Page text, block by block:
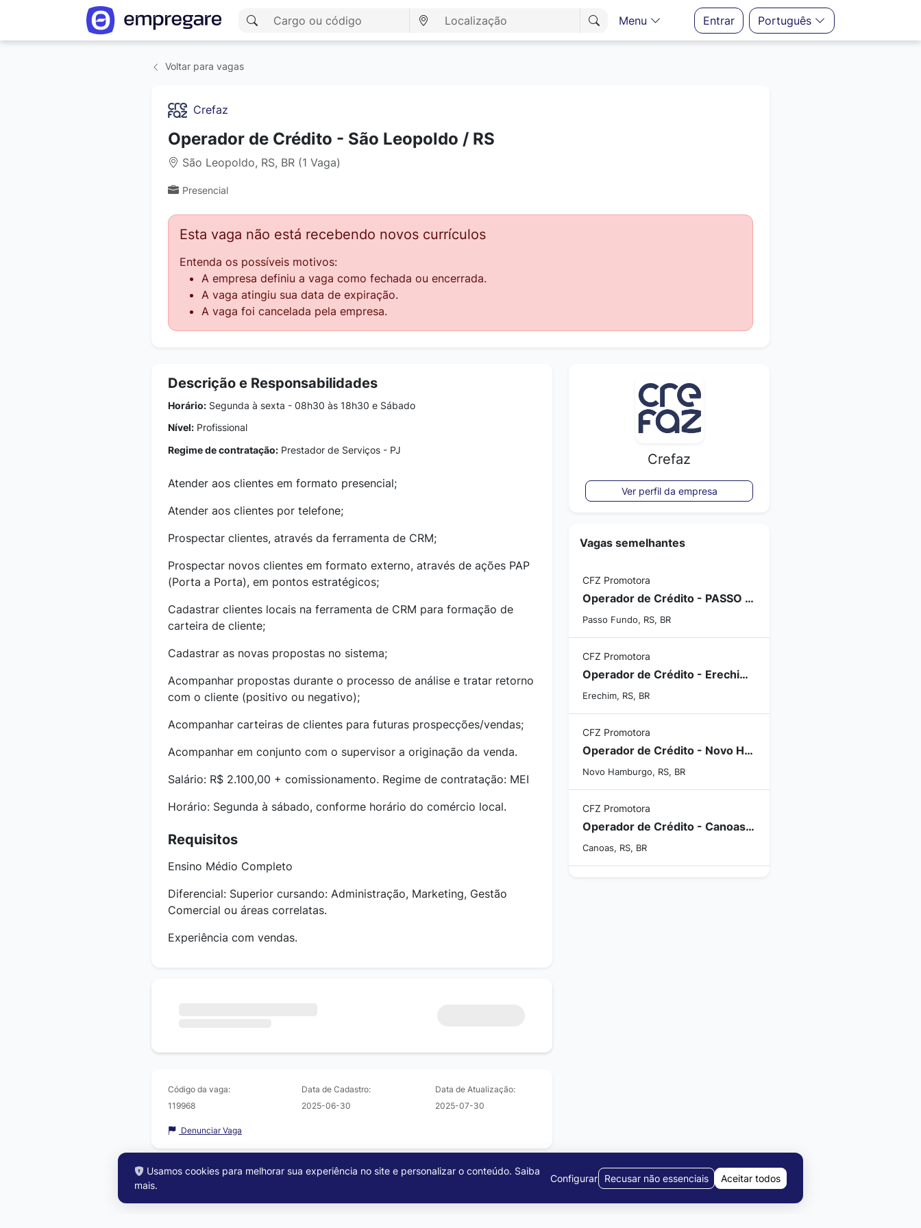
Menu Entrar Português
Voltar para vagas
Crefaz
Operador de Crédito - São Leopoldo / RS
São Leopoldo, RS, BR (1 Vaga)
Presencial
Esta vaga não está recebendo novos currículos
Entenda os possíveis motivos:
A empresa definiu a vaga como fechada ou encerrada.
A vaga atingiu sua data de expiração.
A vaga foi cancelada pela empresa.
Descrição e Responsabilidades
Horário: Segunda à sexta - 08h30 às 18h30 e Sábado
Nível: Profissional
Regime de contratação: Prestador de Serviços - PJ
Atender aos clientes em formato presencial;
Atender aos clientes por telefone;
Prospectar clientes, através da ferramenta de CRM;
Prospectar novos clientes em formato externo, através de ações PAP
(Porta a Porta), em pontos estratégicos;
Cadastrar clientes locais na ferramenta de CRM para formação de
carteira de cliente;
Cadastrar as novas propostas no sistema;
Acompanhar propostas durante o processo de análise e tratar retorno
com o cliente (positivo ou negativo);
Acompanhar carteiras de clientes para futuras prospecções/vendas;
Acompanhar em conjunto com o supervisor a originação da venda.
Salário: R$ 2.100,00 + comissionamento. Regime de contratação: MEI
Horário: Segunda à sábado, conforme horário do comércio local.
Requisitos
Ensino Médio Completo
Diferencial: Superior cursando: Administração, Marketing, Gestão
Comercial ou áreas correlatas.
Experiência com vendas.
Código da vaga:
119968
Data de Cadastro:
2025-06-30
Data de Atualização:
2025-07-30
Denunciar Vaga
Crefaz
Ver perfil da empresa
Vagas semelhantes
CFZ Promotora
Operador de Crédito - PASSO FUNDO/RS
Passo Fundo, RS, BR
CFZ Promotora
Operador de Crédito - Erechim/RS
Erechim, RS, BR
CFZ Promotora
Operador de Crédito - Novo Hamburgo / RS
Novo Hamburgo, RS, BR
CFZ Promotora
Operador de Crédito - Canoas/RS
Canoas, RS, BR
Usamos cookies para melhorar sua experiência no site e personalizar o conteúdo. Saiba
mais.
Configurar Recusar não essenciais Aceitar todos